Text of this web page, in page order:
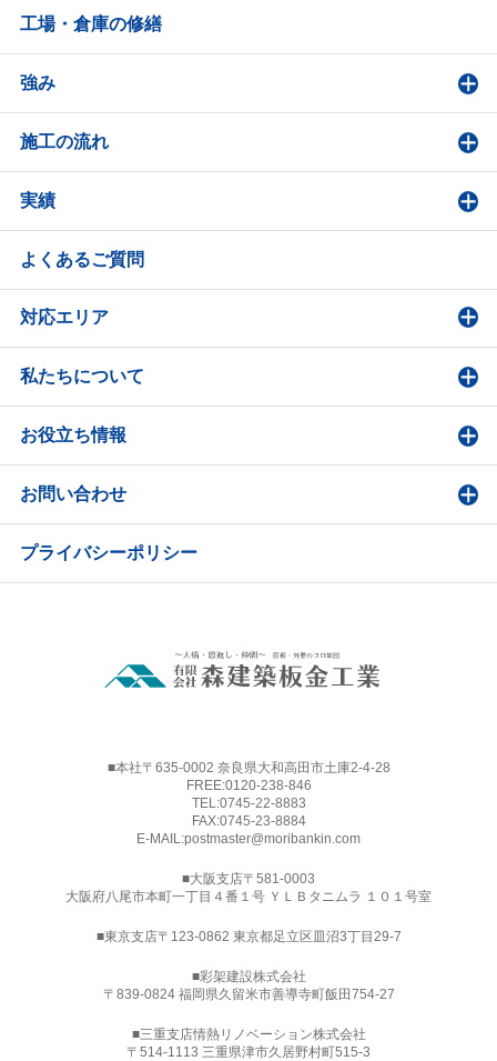
工場・倉庫の修繕
強み
施工の流れ
実績
よくあるご質問
対応エリア
私たちについて
お役立ち情報
お問い合わせ
プライバシーポリシー
■本社〒635-0002 奈良県大和高田市土庫2-4-28
FREE:0120-238-846
TEL:0745-22-8883
FAX:0745-23-8884
E-MAIL:postmaster@moribankin.com
■大阪支店〒581-0003
大阪府八尾市本町一丁目４番１号 ＹＬＢタニムラ １０１号室
■東京支店〒123-0862 東京都足立区皿沼3丁目29-7
■彩架建設株式会社
〒839-0824 福岡県久留米市善導寺町飯田754-27
■三重支店情熱リノベーション株式会社
〒514-1113 三重県津市久居野村町515-3